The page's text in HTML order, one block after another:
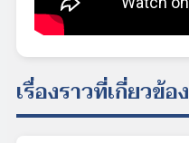
เรื่องราวที่เกี่ยวข้อง